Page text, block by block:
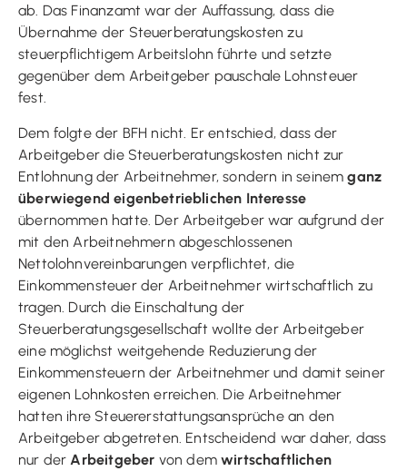
ab. Das Finanzamt war der Auffassung, dass die
Übernahme der Steuerberatungskosten zu
steuerpflichtigem Arbeitslohn führte und setzte
gegenüber dem Arbeitgeber pauschale Lohnsteuer
fest.
Dem folgte der BFH nicht. Er entschied, dass der
Arbeitgeber die Steuerberatungskosten nicht zur
Entlohnung der Arbeitnehmer, sondern in seinemganz
überwiegend eigenbetrieblichen Interesse
übernommen hatte. Der Arbeitgeber war aufgrund der
mit den Arbeitnehmern abgeschlossenen
Nettolohnvereinbarungen verpflichtet, die
Einkommensteuer der Arbeitnehmer wirtschaftlich zu
tragen. Durch die Einschaltung der
Steuerberatungsgesellschaft wollte der Arbeitgeber
eine möglichst weitgehende Reduzierung der
Einkommensteuern der Arbeitnehmer und damit seiner
eigenen Lohnkosten erreichen. Die Arbeitnehmer
hatten ihre Steuererstattungsansprüche an den
Arbeitgeber abgetreten. Entscheidend war daher, dass
nur der Arbeitgeber von demwirtschaftlichen